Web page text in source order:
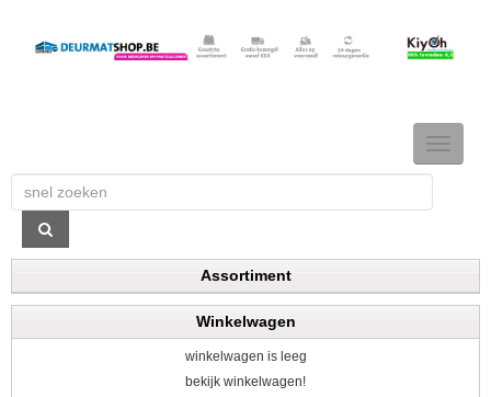
TOGGLE
Assortiment
Winkelwagen
winkelwagen is leeg
bekijk winkelwagen!